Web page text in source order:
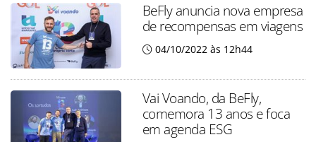
BeFly anuncia nova empresa
de recompensas em viagens
04/10/2022 às 12h44
Vai Voando, da BeFly,
comemora 13 anos e foca
em agenda ESG